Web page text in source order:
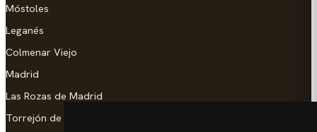
Móstoles
Leganés
Colmenar Viejo
Madrid
Las Rozas de Madrid
Torrejón de Ardoz